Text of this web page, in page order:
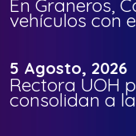
En Graneros,
vehículos con
5 Agosto, 2026
Rectora UOH
consolidan a